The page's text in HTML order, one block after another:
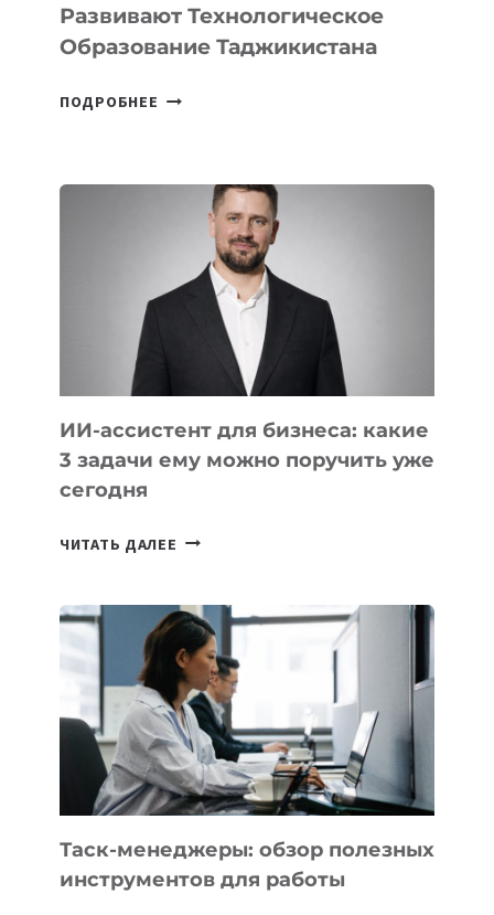
Развивают Технологическое
Образование Таджикистана
ПОДРОБНЕЕ
КОТОРЫЕ
РАЗВИВАЮТ
ТЕХНОЛОГИЧЕСКОЕ
ОБРАЗОВАНИЕ
ТАДЖИКИСТАНА
ИИ-ассистент для бизнеса: какие
3 задачи ему можно поручить уже
сегодня
ЧИТАТЬ ДАЛЕЕ ИИ-
БИЗНЕСА:
КАКИЕ
3
ЗАДАЧИ
ЕМУ
МОЖНО
ПОРУЧИТЬ
УЖЕ
СЕГОДНЯ
Таск-менеджеры: обзор полезных
инструментов для работы